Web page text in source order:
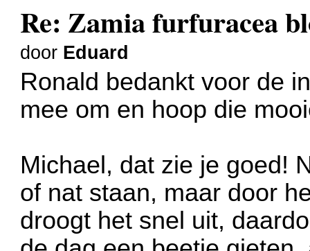
Re: Zamia furfuracea
door Eduard
Ronald bedankt voor de
mee om en hoop die
Michael, dat zie je goed!
of nat staan, maar door
droogt het snel uit,